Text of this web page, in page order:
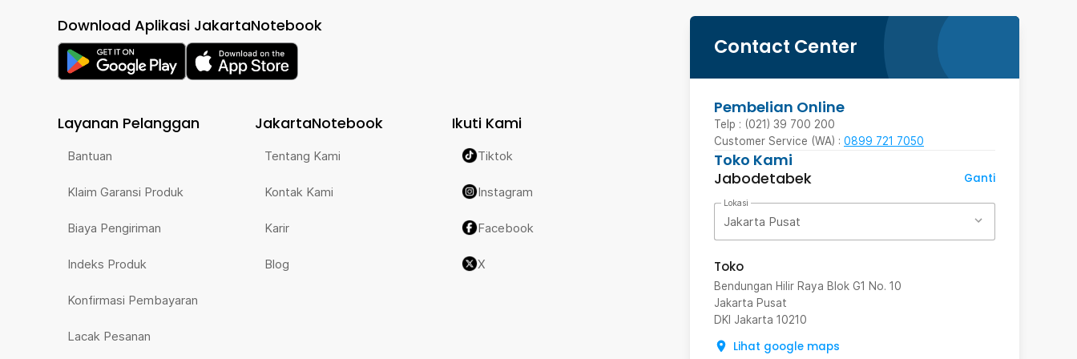
Contact Center
Pembelian Online
Telp : (021) 39 700 200
Customer Service (WA) : 0899 721 7050
Toko Kami
Jabodetabek
Ganti
Lokasi
Jakarta Pusat
Toko
Bendungan Hilir Raya Blok G1 No. 10
Jakarta Pusat
DKI Jakarta 10210
Lihat google maps
Download Aplikasi JakartaNotebook
Layanan Pelanggan
Bantuan
Klaim Garansi Produk
Biaya Pengiriman
Indeks Produk
Konfirmasi Pembayaran
Lacak Pesanan
JakartaNotebook
Tentang Kami
Kontak Kami
Karir
Blog
Ikuti Kami
Tiktok
Instagram
Facebook
X